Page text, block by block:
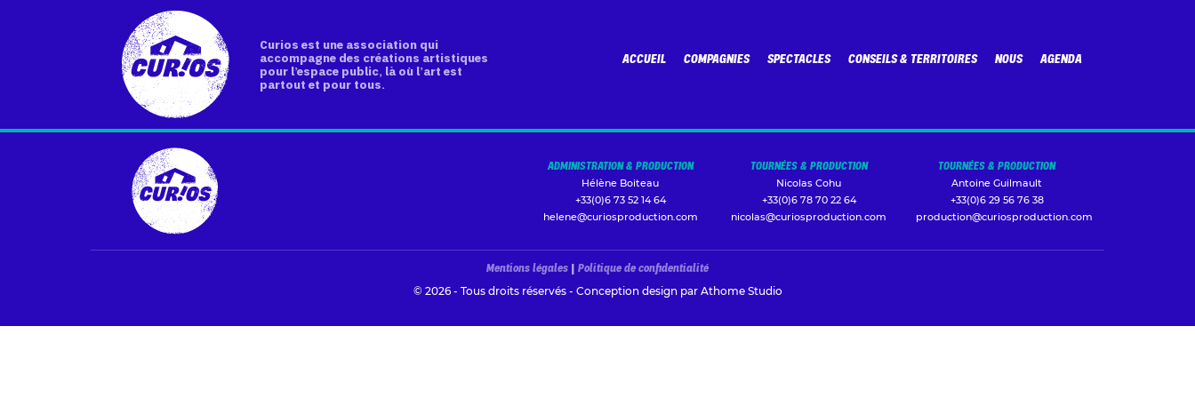
Curios est une association qui
accompagne des créations artistiques
pour l’espace public, là où l’art est
partout et pour tous.
ACCUEIL COMPAGNIES SPECTACLES CONSEILS & TERRITOIRES NOUS AGENDA
ADMINISTRATION & PRODUCTION
Hélène Boiteau
+33(0)6 73 52 14 64
helene@curiosproduction.com
TOURNÉES & PRODUCTION
Nicolas Cohu
+33(0)6 78 70 22 64
nicolas@curiosproduction.com
TOURNÉES & PRODUCTION
Antoine Guilmault
+33(0)6 29 56 76 38
production@curiosproduction.com
Mentions légales | Politique de confidentialité
© 2026 - Tous droits réservés - Conception design par Athome Studio